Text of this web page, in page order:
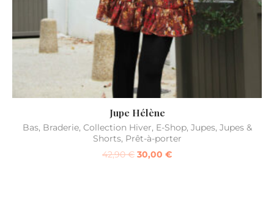
Jupe Hélène
Bas, Braderie, Collection Hiver, E-Shop, Jupes, Jupes &
Shorts, Prêt-à-porter
42,90€ 30,00 €